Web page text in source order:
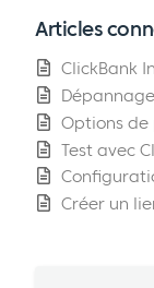
Articles
ClickBank
Options de
Test avec
Créer un